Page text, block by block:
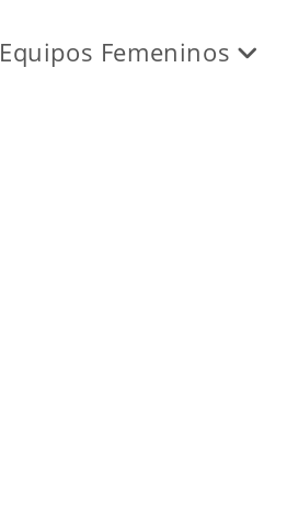
Equipos Femeninos